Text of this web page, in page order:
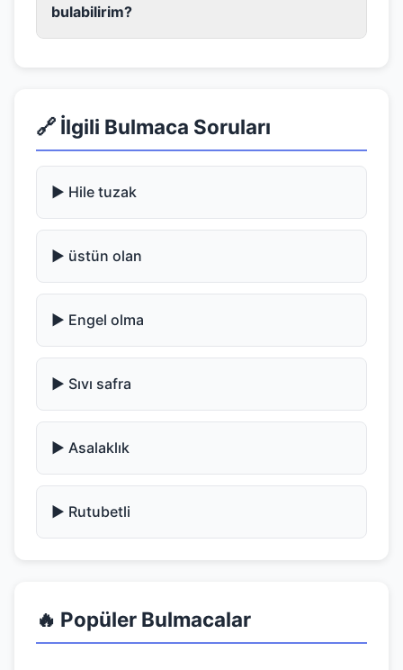
bulabilirim?
🔗 İlgili Bulmaca Soruları
▶️ Hile tuzak
▶️ üstün olan
▶️ Engel olma
▶️ Sıvı safra
▶️ Asalaklık
▶️ Rutubetli
🔥 Popüler Bulmacalar